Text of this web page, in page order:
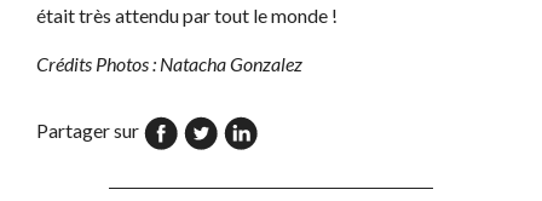
était très attendu par tout le monde !
Crédits Photos : Natacha Gonzalez
Partager sur